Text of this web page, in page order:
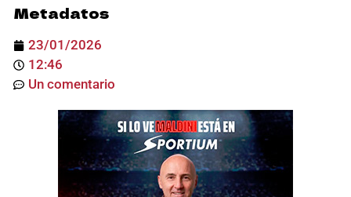
Metadatos
23/01/2026
12:46
Un comentario